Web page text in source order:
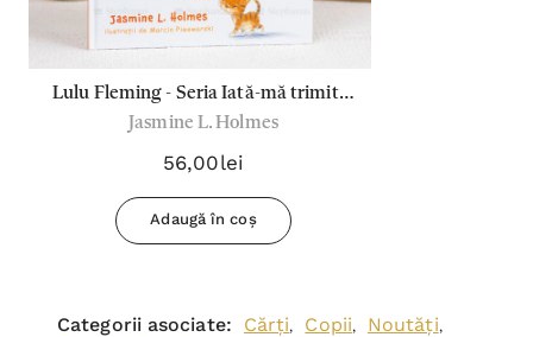
Lulu Fleming - Seria Iată-mă trimite-
mă!
Jasmine L. Holmes
56,00lei
Adaugă în coș
Categorii asociate: Cărți, Copii, Noutăți,